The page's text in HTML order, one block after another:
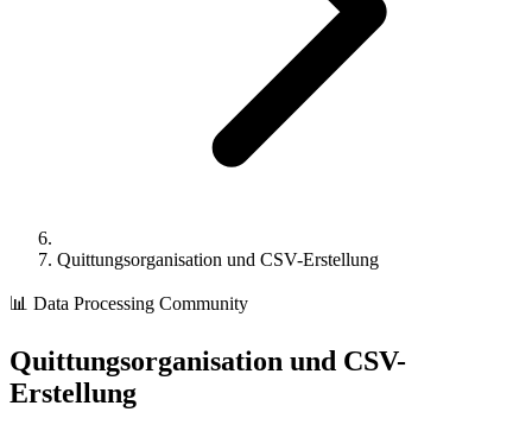
Quittungsorganisation und CSV-Erstellung
📊 Data Processing Community
Quittungsorganisation und CSV-
Erstellung